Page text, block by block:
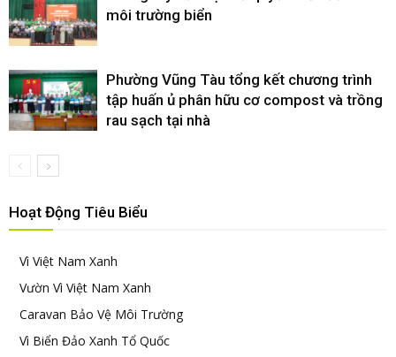
môi trường biển
Phường Vũng Tàu tổng kết chương trình
tập huấn ủ phân hữu cơ compost và trồng
rau sạch tại nhà
Hoạt Động Tiêu Biểu
Vì Việt Nam Xanh
Vườn Vì Việt Nam Xanh
Caravan Bảo Vệ Môi Trường
Vì Biển Đảo Xanh Tổ Quốc